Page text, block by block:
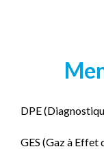
DPE
GES (Gaz à Effet